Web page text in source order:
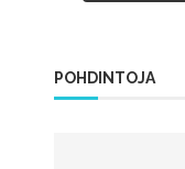
Kuukauden kuva:
POHDINTOJA